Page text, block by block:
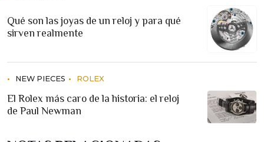
Qué son las joyas de un reloj y para qué
sirven realmente
NEW PIECES ROLEX
El Rolex más caro de la historia: el reloj
de Paul Newman